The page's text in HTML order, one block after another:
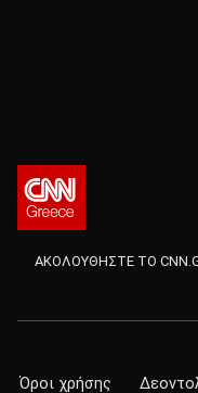
ΑΚΟΛΟΥΘΗΣΤΕ ΤΟ
Όροι χρήσης